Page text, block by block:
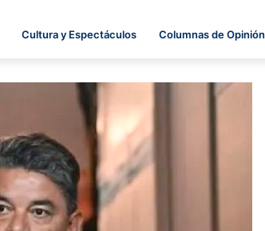
Cultura y Espectáculos Columnas de Opinión